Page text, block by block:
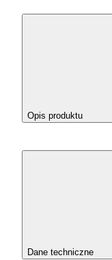
Opis produktu
Wydruki z
(srebrny)
Jeśli chcesz, aby
premium – właśnie
Dane techniczne